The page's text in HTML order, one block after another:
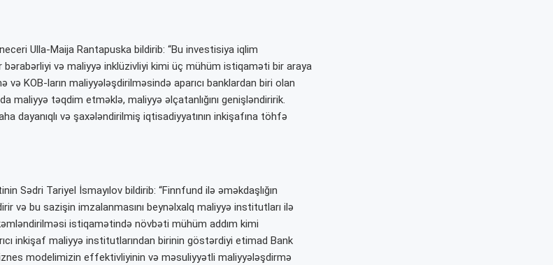
Ulla-Maija Rantapuska bildirib: “Bu investisiya iqlim
bərabərliyi və maliyyə inklüzivliyi kimi üç mühüm istiqaməti bir araya
və KOB-ların maliyyələşdirilməsində aparıcı banklardan biri olan
maliyyə təqdim etməklə, maliyyə əlçatanlığını genişləndiririk.
dayanıqlı və şaxələndirilmiş iqtisadiyyatının inkişafına töhfə
Sədri Tariyel İsmayılov bildirib: “Finnfund ilə əməkdaşlığın
və bu sazişin imzalanmasını beynəlxalq maliyyə institutları ilə
istiqamətində növbəti mühüm addım kimi
inkişaf maliyyə institutlarından birinin göstərdiyi etimad Bank
biznes modelimizin effektivliyinin və məsuliyyətli maliyyələşdirmə